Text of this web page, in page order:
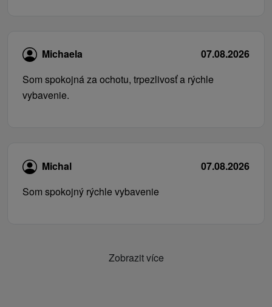
Michaela
07.08.2026
Som spokojná za ochotu, trpezlivosť a rýchle
vybavenie.
Michal
07.08.2026
Som spokojný rýchle vybavenie
Zobrazit více